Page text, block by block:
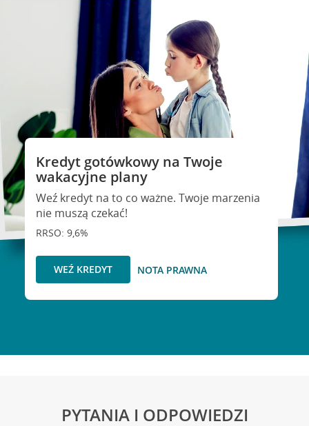
Kredyt gotówkowy na Twoje
wakacyjne plany
Weź kredyt na to co ważne. Twoje marzenia
nie muszą czekać!
RRSO: 9,6%
WEŹ KREDYT NOTA PRAWNA
PYTANIA I ODPOWIEDZI